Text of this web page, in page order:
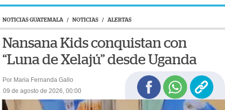
NOTICIAS GUATEMALA / NOTICIAS / ALERTAS
Nansana Kids conquistan con
“Luna de Xelajú” desde Uganda
Por Maria Fernanda Gallo
09 de agosto de 2026, 00:00